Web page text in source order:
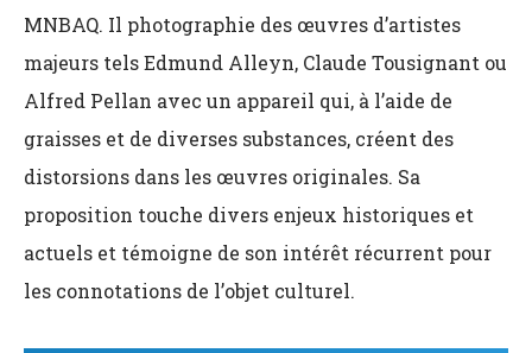
MNBAQ. Il photographie des œuvres d’artistes
majeurs tels Edmund Alleyn, Claude Tousignant ou
Alfred Pellan avec un appareil qui, à l’aide de
graisses et de diverses substances, créent des
distorsions dans les œuvres originales. Sa
proposition touche divers enjeux historiques et
actuels et témoigne de son intérêt récurrent pour
les connotations de l’objet culturel.